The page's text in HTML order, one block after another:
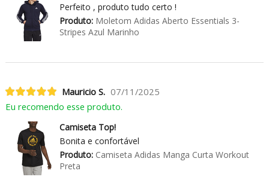
Perfeito , produto tudo certo !
Produto:Moletom Adidas Aberto Essentials 3-
Stripes Azul Marinho
Mauricio S. 07/11/2025
Eu recomendo esse produto.
Camiseta Top!
Bonita e confortável
Produto:Camiseta Adidas Manga Curta Workout
Preta